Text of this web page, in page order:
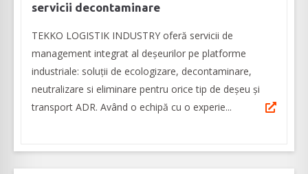
servicii decontaminare
TEKKO LOGISTIK INDUSTRY oferă servicii de
management integrat al deșeurilor pe platforme
industriale: soluții de ecologizare, decontaminare,
neutralizare si eliminare pentru orice tip de deșeu și
transport ADR. Având o echipă cu o experie...